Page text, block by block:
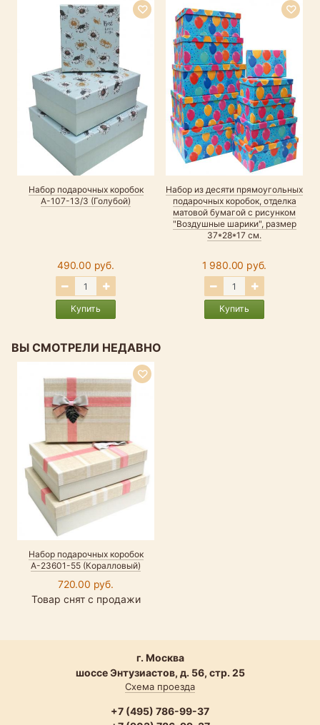
Набор подарочных коробок
А-107-13/3 (Голубой)
490.00 руб.
Купить
Набор из десяти прямоугольных
подарочных коробок, отделка
матовой бумагой с рисунком
"Воздушные шарики", размер
37*28*17 см.
1 980.00 руб.
Купить
ВЫ СМОТРЕЛИ НЕДАВНО
Набор подарочных коробок
А-23601-55 (Коралловый)
720.00 руб.
Товар снят с продажи
г. Москва
шоссе Энтузиастов, д. 56, стр. 25
Схема проезда
+7 (495) 786-99-37